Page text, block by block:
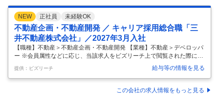
3件 1件
企業の選考に関するクチコミ
中途採用面接・選考
2 件
新卒採用面接・選考
0件
NEW 正社員 未経験OK
不動産企画・不動産開発 ／ キャリア採用総合職「三
井不動産株式会社」／2027年3月入社
【職種】不動産＞不動産企画・不動産開発 【業種】不動産＞デベロッパ
ー ※会員属性などに応じ、当該求人をビズリーチ上で閲覧された際に内
容が異なる場合があります ■仕事内容 下記の企画・開発・営業・運営な
らびにコーポレート（総務・経理・広報・人事・DXほか）等の業務に従
事いただきます。 ・オフィスビル事業 ・商業施設事業 ・住宅事業 ・ホ
テル・リゾート事業 ・不動産ソリューションサービス事業 ・海外事業
提供：ビズリーチ 給与等の情報を見る
この会社の求人情報をもっと見る